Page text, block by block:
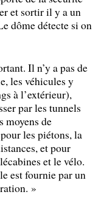
et sortir il y a un
dôme détecte si on
Il n’y a pas de
les véhicules y
à l’extérieur),
par les tunnels
moyens de
les piétons, la
et pour
et le vélo.
est fournie par un
»